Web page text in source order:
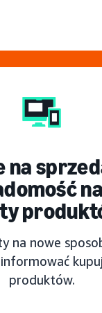
na
na nowe
produktów.